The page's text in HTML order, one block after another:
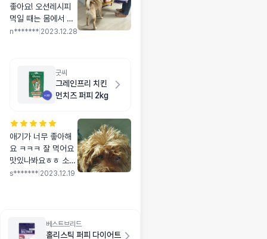
좋아요! 오션레시피
먹일 때는 몸에서 미
역국냄새가 나서 컨
n******* 2023.12.28
굿씨
그레인프리 치킨
먼치즈 퍼피 2kg
애기가 너무 좋아해
요 ㅋㅋㅋ 잘 먹어요
맛있나봐요ㅎㅎ 소화
도 문제 없고 쭉 잘먹
서 침대에 부비부비
한 강쥐사진입니닷
s******* 2023.12.19
베스트브리드
홀리스틱 퍼피 다이어트